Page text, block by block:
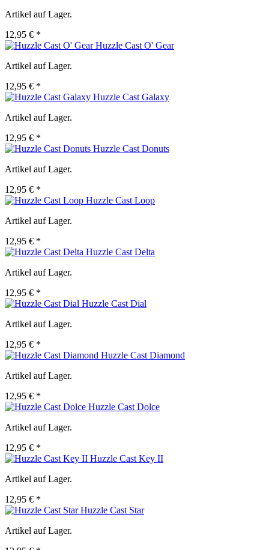
Artikel auf Lager.
12,95 € *
Huzzle Cast O' Gear
Artikel auf Lager.
12,95 € *
Huzzle Cast Galaxy
Artikel auf Lager.
12,95 € *
Huzzle Cast Donuts
Artikel auf Lager.
12,95 € *
Huzzle Cast Loop
Artikel auf Lager.
12,95 € *
Huzzle Cast Delta
Artikel auf Lager.
12,95 € *
Huzzle Cast Dial
Artikel auf Lager.
12,95 € *
Huzzle Cast Diamond
Artikel auf Lager.
12,95 € *
Huzzle Cast Dolce
Artikel auf Lager.
12,95 € *
Huzzle Cast Key II
Artikel auf Lager.
12,95 € *
Huzzle Cast Star
Artikel auf Lager.